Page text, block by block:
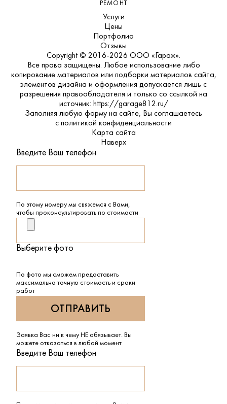
РЕМОНТ
Услуги
Цены
Портфолио
Отзывы
Copyright © 2016-2026 ООО «Гараж».
Все права защищены. Любое использование либо
копирование материалов или подборки материалов сайта,
элементов дизайна и оформления допускается лишь с
разрешения правообладателя и только со ссылкой на
источник: https://garage812.ru/
Заполняя любую форму на сайте, Вы соглашаетесь
с политикой конфиденциальности
Карта сайта
Наверх
Введите Ваш телефон
По этому номеру мы свяжемся с Вами,
чтобы проконсультировать по стоимости
Выберите фото
По фото мы сможем предоставить
максимально точную стоимость и сроки
работ
Заявка Вас ни к чему НЕ обязывает. Вы
можете отказаться в любой момент
Введите Ваш телефон